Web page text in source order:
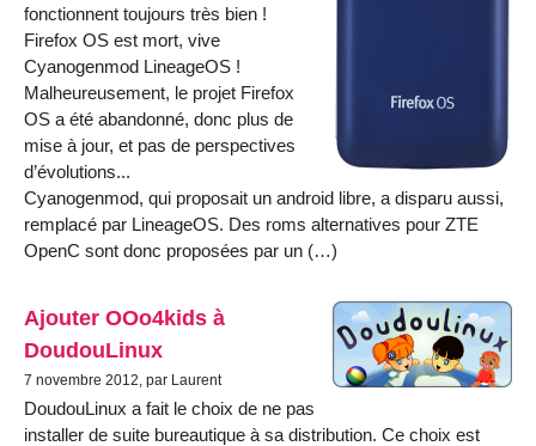
fonctionnent toujours très bien !
Firefox OS est mort, vive
Cyanogenmod LineageOS !
Malheureusement, le projet Firefox
OS a été abandonné, donc plus de
mise à jour, et pas de perspectives
d’évolutions...
Cyanogenmod, qui proposait un android libre, a disparu aussi,
remplacé par LineageOS. Des roms alternatives pour ZTE
OpenC sont donc proposées par un (…)
Ajouter OOo4kids à
DoudouLinux
7 novembre 2012, par Laurent
DoudouLinux a fait le choix de ne pas
installer de suite bureautique à sa distribution. Ce choix est